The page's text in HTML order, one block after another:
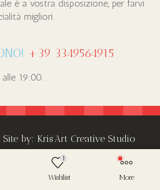
è a vostra disposizione, per farvi
migliori.
+39 3349564915
19:00.
by: Kris’Art Creative Studio
1
Wishlist More